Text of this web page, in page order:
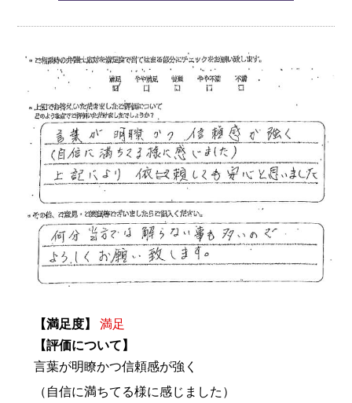
【満足度】
満足
【評価について】
言葉が明瞭かつ信頼感が強く
（自信に満ちてる様に感じました）